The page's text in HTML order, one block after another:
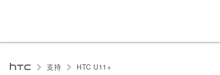
支持 HTC U11+‎